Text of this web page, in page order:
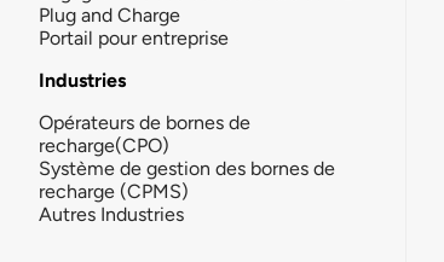
Plug and Charge
Portail pour entreprise
Industries
Opérateurs de bornes de
recharge(CPO)
Système de gestion des bornes de
recharge (CPMS)
Autres Industries